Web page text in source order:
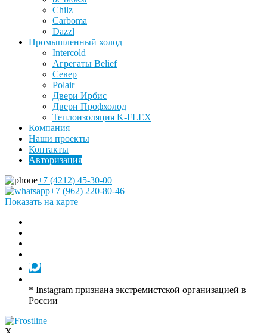
Chilz
Carboma
Dazzl
Промышленный холод
Intercold
Агрегаты Belief
Север
Polair
Двери Ирбис
Двери Профхолод
Теплоизоляция K-FLEX
Компания
Наши проекты
Контакты
Авторизация
+7 (4212) 45-30-00
+7 (962) 220-80-46
Показать на карте
* Instagram признана экстремистской организацией в
России